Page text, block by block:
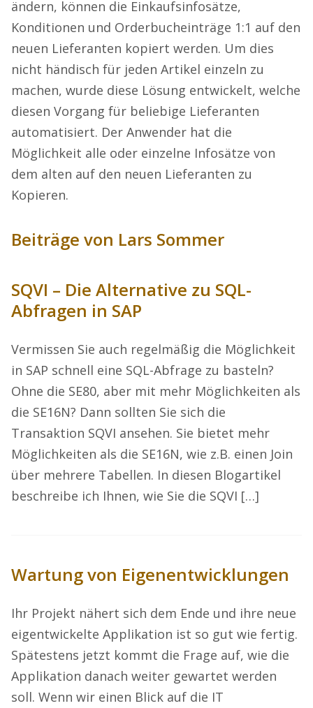
ändern, können die Einkaufsinfosätze,
Konditionen und Orderbucheinträge 1:1 auf den
neuen Lieferanten kopiert werden. Um dies
nicht händisch für jeden Artikel einzeln zu
machen, wurde diese Lösung entwickelt, welche
diesen Vorgang für beliebige Lieferanten
automatisiert. Der Anwender hat die
Möglichkeit alle oder einzelne Infosätze von
dem alten auf den neuen Lieferanten zu
Kopieren.
Beiträge von Lars Sommer
SQVI – Die Alternative zu SQL-
Abfragen in SAP
Vermissen Sie auch regelmäßig die Möglichkeit
in SAP schnell eine SQL-Abfrage zu basteln?
Ohne die SE80, aber mit mehr Möglichkeiten als
die SE16N? Dann sollten Sie sich die
Transaktion SQVI ansehen. Sie bietet mehr
Möglichkeiten als die SE16N, wie z.B. einen Join
über mehrere Tabellen. In diesen Blogartikel
beschreibe ich Ihnen, wie Sie die SQVI […]
Wartung von Eigenentwicklungen
Ihr Projekt nähert sich dem Ende und ihre neue
eigentwickelte Applikation ist so gut wie fertig.
Spätestens jetzt kommt die Frage auf, wie die
Applikation danach weiter gewartet werden
soll. Wenn wir einen Blick auf die IT